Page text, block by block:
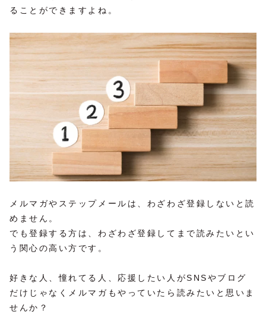
ることができますよね。
メルマガやステップメールは、わざわざ登録しないと読
めません。
でも登録する方は、わざわざ登録してまで読みたいとい
う関心の高い方です。
好きな人、憧れてる人、応援したい人がSNSやブログ
だけじゃなくメルマガもやっていたら読みたいと思いま
せんか？